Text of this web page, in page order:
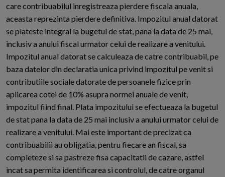
care contribuabilul inregistreaza pierdere fiscala anuala,
aceasta reprezinta pierdere definitiva. Impozitul anual datorat
se plateste integral la bugetul de stat, pana la data de 25 mai,
inclusiv a anului fiscal urmator celui de realizare a venitului.
Impozitul anual datorat se calculeaza de catre contribuabil, pe
baza datelor din declaratia unica privind impozitul pe venit si
contributiile sociale datorate de persoanele fizice prin
aplicarea cotei de 10% asupra normei anuale de venit,
impozitul fiind final. Plata impozitului se efectueaza la bugetul
de stat pana la data de 25 mai inclusiv a anului urmator celui de
realizare a venitului. Mai este important de precizat ca
contribuabilii au obligatia, pentru fiecare an fiscal, sa
completeze si sa pastreze fisa capacitatii de cazare, astfel
incat sa permita identificarea si controlul, de catre organul